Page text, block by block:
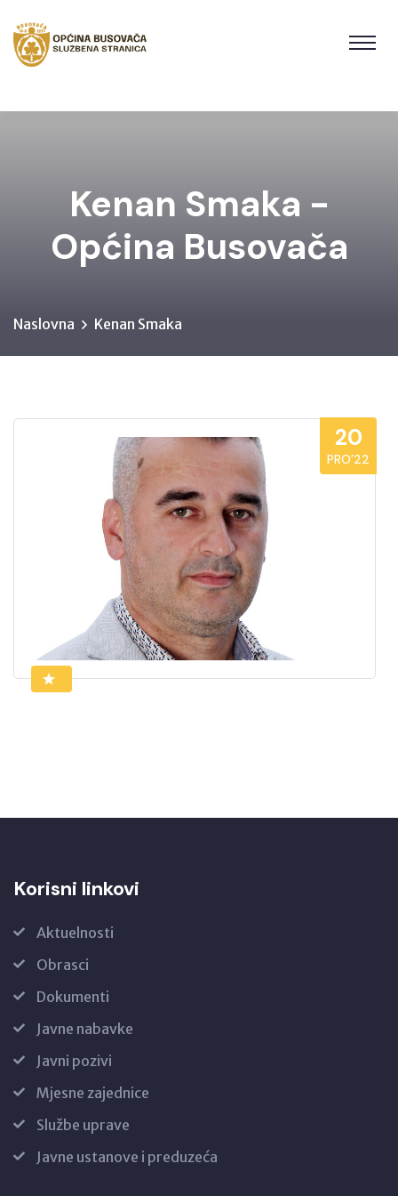
Kenan Smaka -
Općina Busovača
Naslovna Kenan Smaka
20
PRO’22
Korisni linkovi
Aktuelnosti
Obrasci
Dokumenti
Javne nabavke
Javni pozivi
Mjesne zajednice
Službe uprave
Javne ustanove i preduzeća